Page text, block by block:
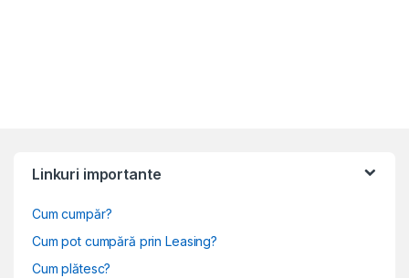
Linkuri importante
Cum cumpăr?
Cum pot cumpără prin Leasing?
Cum plătesc?